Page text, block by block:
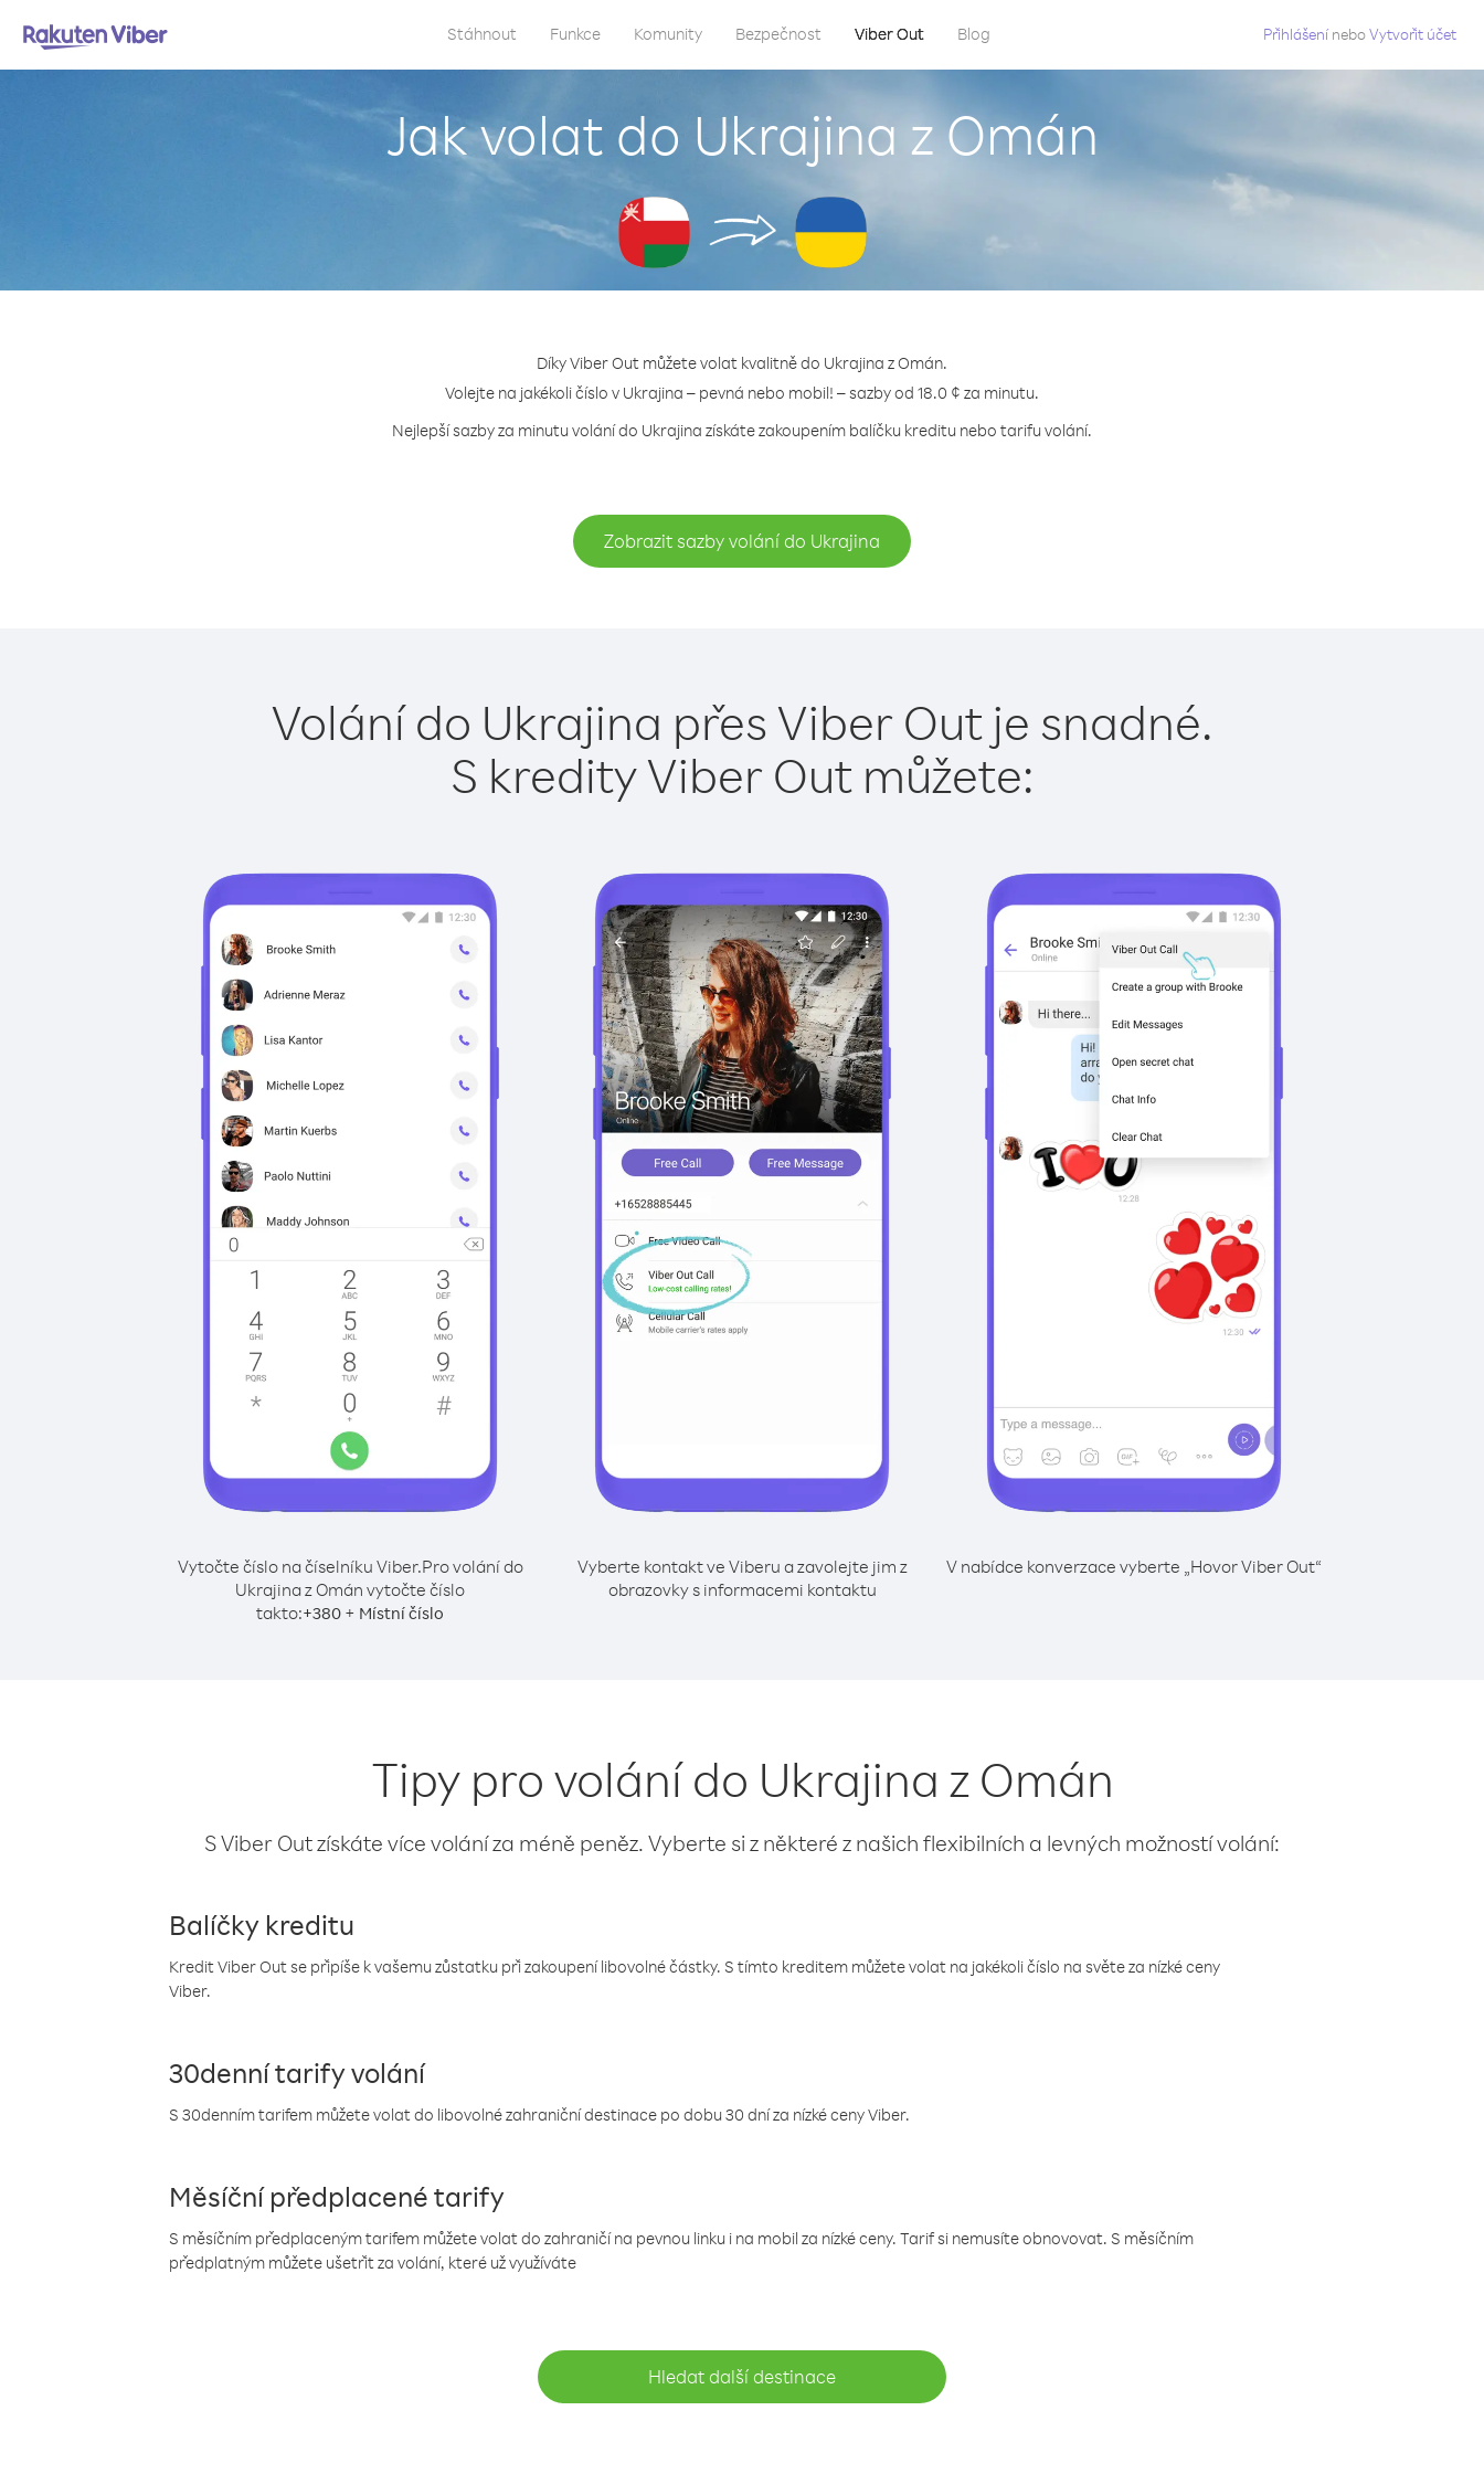
Stáhnout Funkce Komunity Bezpečnost Viber Out Blog Přihlášení neboVytvořit účet
Jak volat do Ukrajina z Omán
Díky Viber Out můžete volat kvalitně do Ukrajina z Omán.
Volejte na jakékoli číslo v Ukrajina – pevná nebo mobil! – sazby od 18.0 ¢ za minutu.
Nejlepší sazby za minutu volání do Ukrajina získáte zakoupením balíčku kreditu nebo tarifu volání.
Zobrazit sazby volání do Ukrajina
Volání do Ukrajina přes Viber Out je snadné.
S kredity Viber Out můžete:
Vytočte číslo na číselníku Viber.Pro volání do
Ukrajina z Omán vytočte číslo
takto:+380 + Místní číslo
Vyberte kontakt ve Viberu a zavolejte jim z
obrazovky s informacemi kontaktu
V nabídce konverzace vyberte „Hovor Viber Out“
Tipy pro volání do Ukrajina z Omán
S Viber Out získáte více volání za méně peněz. Vyberte si z některé z našich flexibilních a levných možností volání:
Balíčky kreditu
Kredit Viber Out se připíše k vašemu zůstatku při zakoupení libovolné částky. S tímto kreditem můžete volat na jakékoli číslo na světe za nízké ceny
Viber.
30denní tarify volání
S 30denním tarifem můžete volat do libovolné zahraniční destinace po dobu 30 dní za nízké ceny Viber.
Měsíční předplacené tarify
S měsíčním předplaceným tarifem můžete volat do zahraničí na pevnou linku i na mobil za nízké ceny. Tarif si nemusíte obnovovat. S měsíčním
předplatným můžete ušetřit za volání, které už využíváte
Hledat další destinace